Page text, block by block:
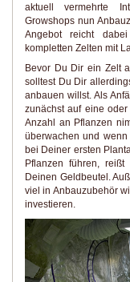
aktuell vermehrte
Growshops nun
Angebot reicht
kompletten Zelten mit
Bevor Du Dir ein Zelt
solltest Du Dir
anbauen willst. Als
zunächst auf eine
Anzahl an Pflanzen
überwachen und
bei Deiner ersten
Pflanzen führen,
Deinen Geldbeutel.
viel in Anbauzubehör
investieren.